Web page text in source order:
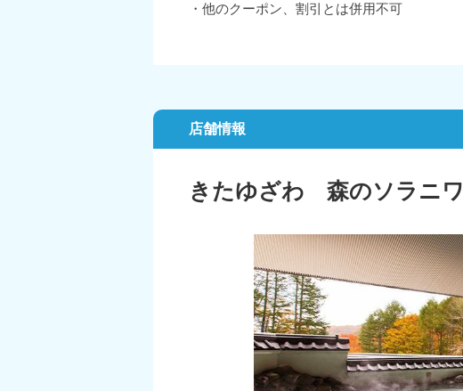
・他のクーポン、割引とは併用不可
店舗情報
きたゆざわ 森のソラニワ